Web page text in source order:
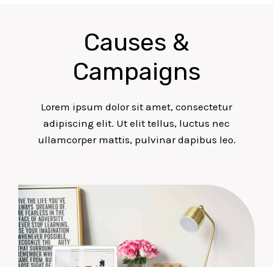
Causes &
Campaigns
Lorem ipsum dolor sit amet, consectetur
adipiscing elit. Ut elit tellus, luctus nec
ullamcorper mattis, pulvinar dapibus leo.